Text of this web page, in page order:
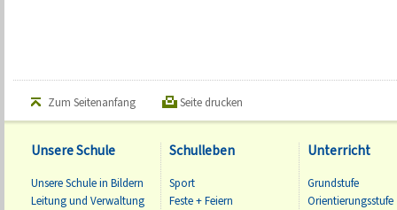
Zum Seitenanfang Seite drucken
Unsere Schule
Unsere Schule in Bildern
Leitung und Verwaltung
Schulleben
Sport
Feste + Feiern
Unterricht
Grundstufe
Orientierungsstufe